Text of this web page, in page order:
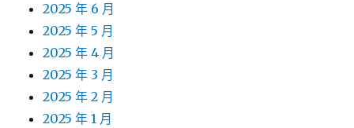
2025 年 6 月
2025 年 5 月
2025 年 4 月
2025 年 3 月
2025 年 2 月
2025 年 1 月